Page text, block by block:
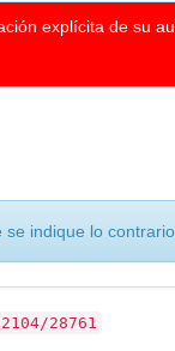
explícita de su
indique lo contrario.
28761